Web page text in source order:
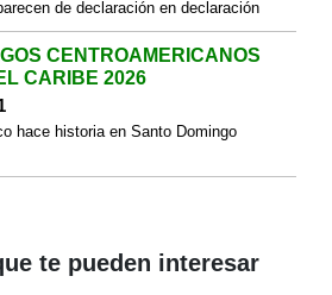
de declaración en declaración
CENTROAMERICANOS
CARIBE 2026
hace historia en Santo Domingo
te pueden interesar